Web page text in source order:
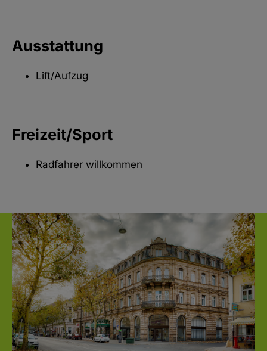
Ausstattung
Lift/Aufzug
Freizeit/Sport
Radfahrer willkommen